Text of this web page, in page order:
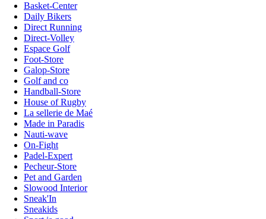
Basket-Center
Daily Bikers
Direct Running
Direct-Volley
Espace Golf
Foot-Store
Galop-Store
Golf and co
Handball-Store
House of Rugby
La sellerie de Maé
Made in Paradis
Nauti-wave
On-Fight
Padel-Expert
Pecheur-Store
Pet and Garden
Slowood Interior
Sneak'In
Sneakids